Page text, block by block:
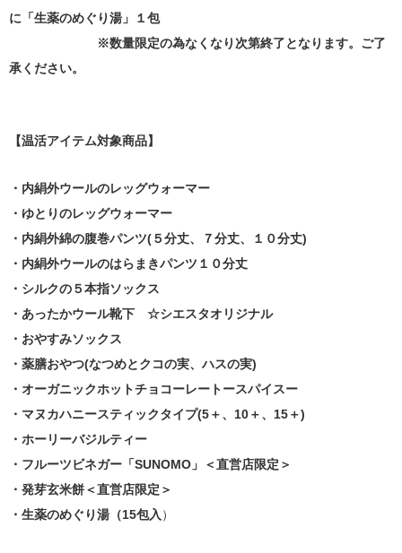
に「生薬のめぐり湯」１包
※数量限定の為なくなり次第終了となります。ご了
承ください。
【温活アイテム対象商品】
・内絹外ウールのレッグウォーマー
・ゆとりのレッグウォーマー
・内絹外綿の腹巻パンツ(５分丈、７分丈、１０分丈)
・内絹外ウールのはらまきパンツ１０分丈
・シルクの５本指ソックス
・あったかウール靴下 ☆シエスタオリジナル
・おやすみソックス
・薬膳おやつ(なつめとクコの実、ハスの実)
・オーガニックホットチョコーレートースパイスー
・マヌカハニースティックタイプ(5＋、10＋、15＋)
・ホーリーバジルティー
・フルーツビネガー「SUNOMO」＜直営店限定＞
・発芽玄米餅＜直営店限定＞
・生薬のめぐり湯（15包入 ）